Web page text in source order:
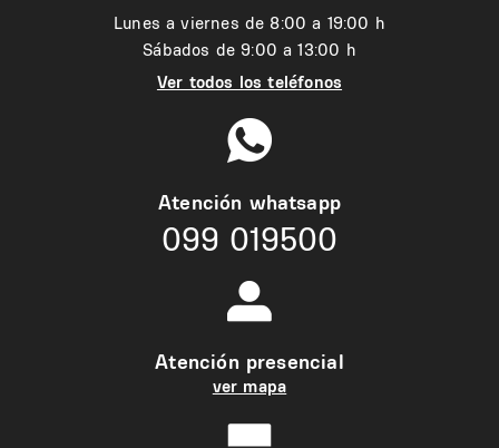
Lunes a viernes de 8:00 a 19:00 h
Sábados de 9:00 a 13:00 h
Ver todos los teléfonos
Atención whatsapp
099 019500
Atención presencial
ver mapa